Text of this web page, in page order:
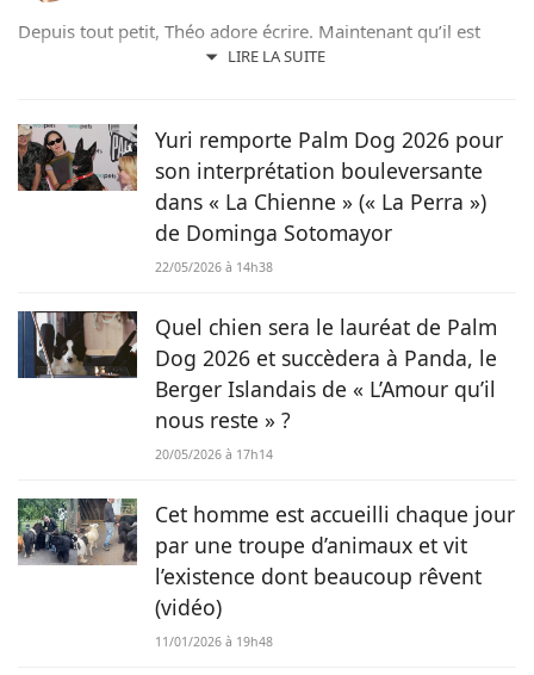
LIRE LA SUITE
Depuis tout petit, Théo adore écrire. Maintenant qu’il est
rédacteur web, il partage avec plaisir ce qu’il découvre sur le
Yuri remporte Palm Dog 2026 pour
son interprétation bouleversante
dans « La Chienne » (« La Perra »)
de Dominga Sotomayor
22/05/2026 à 14h38
Quel chien sera le lauréat de Palm
Dog 2026 et succèdera à Panda, le
Berger Islandais de « L’Amour qu’il
nous reste » ?
20/05/2026 à 17h14
Cet homme est accueilli chaque jour
par une troupe d’animaux et vit
l’existence dont beaucoup rêvent
(vidéo)
11/01/2026 à 19h48